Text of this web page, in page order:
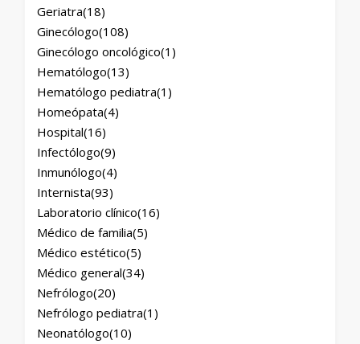
Geriatra(18)
Ginecólogo(108)
Ginecólogo oncológico(1)
Hematólogo(13)
Hematólogo pediatra(1)
Homeópata(4)
Hospital(16)
Infectólogo(9)
Inmunólogo(4)
Internista(93)
Laboratorio clínico(16)
Médico de familia(5)
Médico estético(5)
Médico general(34)
Nefrólogo(20)
Nefrólogo pediatra(1)
Neonatólogo(10)